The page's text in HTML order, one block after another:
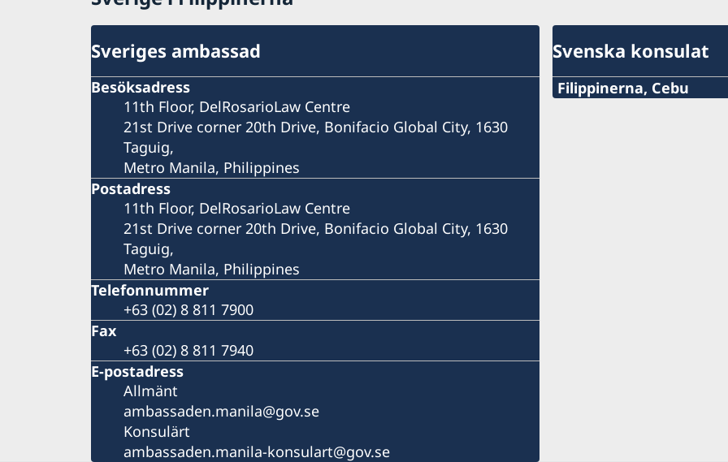
Sveriges ambassad
Besöksadress
11th Floor, DelRosarioLaw Centre
21st Drive corner 20th Drive, Bonifacio Global City, 1630
Taguig,
Metro Manila, Philippines
Postadress
11th Floor, DelRosarioLaw Centre
21st Drive corner 20th Drive, Bonifacio Global City, 1630
Taguig,
Metro Manila, Philippines
Telefonnummer
+63 (02) 8 811 7900
Fax
+63 (02) 8 811 7940
E-postadress
Allmänt
ambassaden.manila@gov.se
Konsulärt
ambassaden.manila-konsulart@gov.se
Svenska konsulat
Filippinerna, Cebu